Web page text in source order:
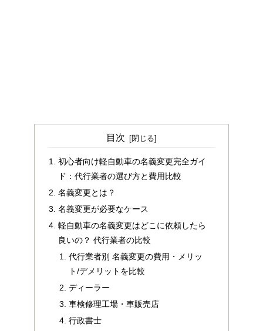
目次
初心者向け軽自動車の名義変更完全ガイ
ド：代行業者の選び方と費用比較
名義変更とは？
名義変更が必要なケース
軽自動車の名義変更はどこに依頼したら
良いの？ 代行業者の比較
代行業者別 名義変更の費用・メリッ
ト/デメリットを比較
ディーラー
車検修理工場・車販売店
行政書士